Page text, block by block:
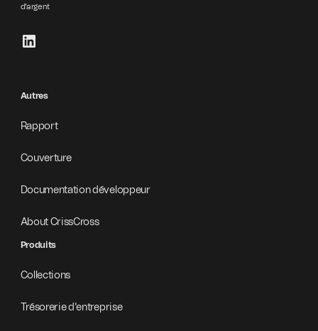
d'argent
Autres
Rapport
Couverture
Documentation développeur
About CrissCross
Produits
Collections
Trésorerie d'entreprise